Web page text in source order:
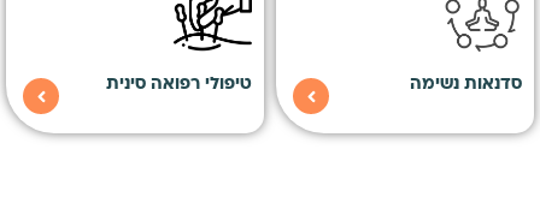
סדנאות נשימה טיפולי רפואה סינית